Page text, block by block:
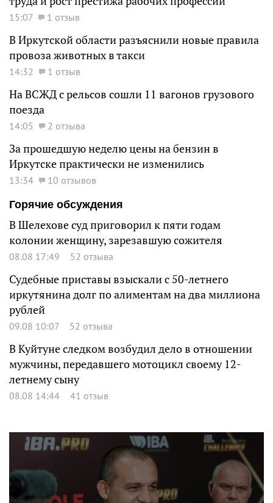
15:07 1 отзыв
В Иркутской области разъяснили новые правила
провоза животных в такси
14:32 1 отзыв
На ВСЖД с рельсов сошли 11 вагонов грузового
поезда
14:05 2 отзыва
За прошедшую неделю цены на бензин в
Иркутске практически не изменились
13:34
10 отзывов
Горячие обсуждения
В Шелехове суд приговорил к пяти годам
колонии женщину, зарезавшую сожителя
08.08 17:49 52 отзыва
Судебные приставы взыскали с 50-летнего
иркутянина долг по алиментам на два миллиона
рублей
09.08 10:07 52 отзыва
В Куйтуне следком возбудил дело в отношении
мужчины, передавшего мотоцикл своему 12-
летнему сыну
08.08 14:44 41 отзыв